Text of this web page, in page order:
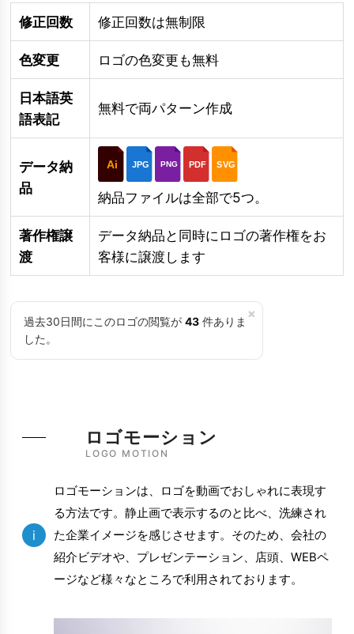
修正回数 修正回数は無制限
色変更 ロゴの色変更も無料
日本語英
語表記
無料で両パターン作成
データ納
品
Ai JPG PNG PDF SVG
納品ファイルは全部で5つ。
著作権譲
渡
データ納品と同時にロゴの著作権をお
客様に譲渡します
×
過去30日間にこのロゴの閲覧が 43 件ありま
した。
LOGO MOTION
ロゴモーション
i
ロゴモーションは、ロゴを動画でおしゃれに表現す
る方法です。静止画で表示するのと比べ、洗練され
た企業イメージを感じさせます。そのため、会社の
紹介ビデオや、プレゼンテーション、店頭、WEBペ
ージなど様々なところで利用されております。